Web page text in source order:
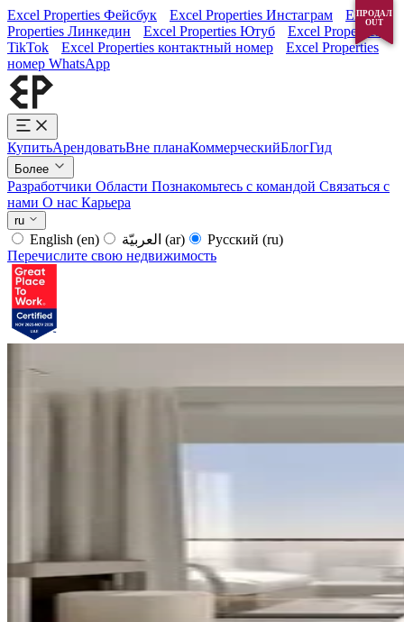
Excel Properties Фейсбук Excel Properties Инстаграм
Excel
Properties Линкедин
Excel Properties Ютуб
Excel Properties
TikTok
Excel Properties контактный номер
Excel Properties
номер WhatsApp
КупитьАрендоватьВне планаКоммерческийБлогГид
Более
Разработчики Области Познакомьтесь с командой Связаться с
нами О нас Карьера
ru
English (en) (ar) Русский (ru)
Перечислите свою недвижимость
ПРОДАЛ
OUT
ПРОДАЛ
OUT